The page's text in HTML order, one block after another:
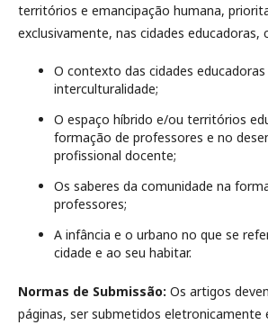
territórios e emancipação humana,
exclusivamente, nas cidades educadoras,
O contexto das cidades educadoras
interculturalidade;
O espaço híbrido e/ou territórios
formação de professores e no
profissional docente;
Os saberes da comunidade na
professores;
A infância e o urbano no que se
cidade e ao seu habitar.
Normas de Submissão: Os artigos
páginas, ser submetidos eletronicamente